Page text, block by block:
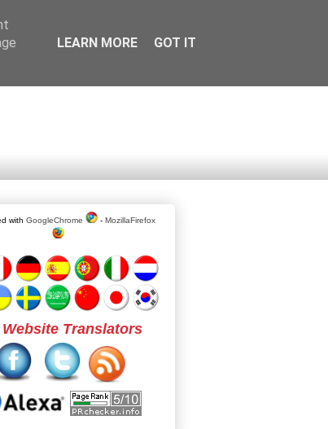
with GoogleChrome - MozillaFirefox
Website Translators
LEARN MORE GOT IT